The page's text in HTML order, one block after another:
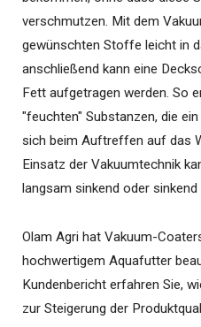
verschmutzen. Mit dem
gewünschten Stoffe leicht in
anschließend kann eine
Fett aufgetragen werden. So
"feuchten" Substanzen, die
sich beim Auftreffen auf das
Einsatz der Vakuumtechnik
langsam sinkend oder sinkend
Olam Agri hat Vakuum-
hochwertigem Aquafutter
Kundenbericht erfahren Sie,
zur Steigerung der